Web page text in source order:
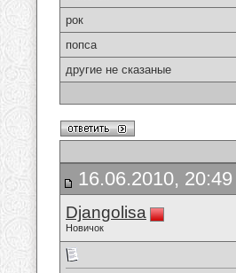
рок
попса
другие не сказаные
16.06.2010, 20:49
Djangolisa
Новичок